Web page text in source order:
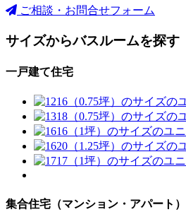
ご相談・お問合せフォーム
サイズからバスルームを探す
一戸建て住宅
集合住宅（マンション・アパート）